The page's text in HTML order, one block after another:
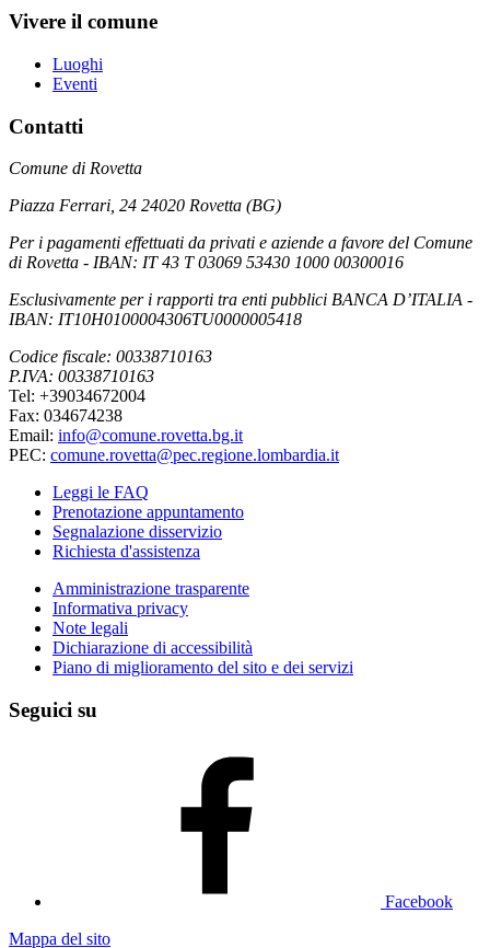
Vivere il comune
Luoghi
Eventi
Contatti
Comune di Rovetta
Piazza Ferrari, 24 24020 Rovetta (BG)
Per i pagamenti effettuati da privati e aziende a favore del Comune
di Rovetta - IBAN: IT 43 T 03069 53430 1000 00300016
Esclusivamente per i rapporti tra enti pubblici BANCA D’ITALIA -
IBAN: IT10H0100004306TU0000005418
Codice fiscale: 00338710163
P.IVA: 00338710163
Tel: +39034672004
Fax: 034674238
Email: info@comune.rovetta.bg.it
PEC: comune.rovetta@pec.regione.lombardia.it
Leggi le FAQ
Prenotazione appuntamento
Segnalazione disservizio
Richiesta d'assistenza
Amministrazione trasparente
Informativa privacy
Note legali
Dichiarazione di accessibilità
Piano di miglioramento del sito e dei servizi
Seguici su
Facebook
Mappa del sito